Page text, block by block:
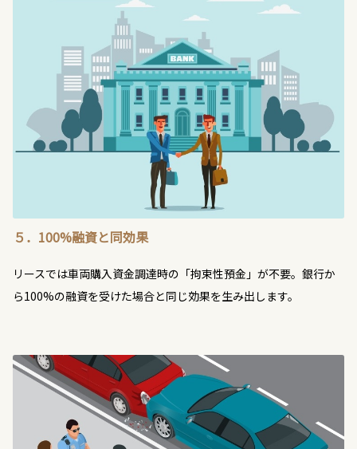
５．100%融資と同効果
リースでは車両購入資金調達時の「拘束性預金」が不要。銀行か
ら100%の融資を受けた場合と同じ効果を生み出します。